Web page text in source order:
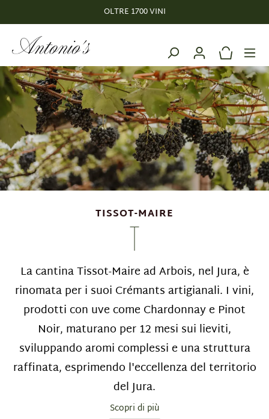
OLTRE 1700 VINI
TISSOT-MAIRE
La cantina Tissot-Maire ad Arbois, nel Jura, è
rinomata per i suoi Crémants artigianali. I vini,
prodotti con uve come Chardonnay e Pinot
Noir, maturano per 12 mesi sui lieviti,
sviluppando aromi complessi e una struttura
raffinata, esprimendo l'eccellenza del territorio
del Jura.
Scopri di più